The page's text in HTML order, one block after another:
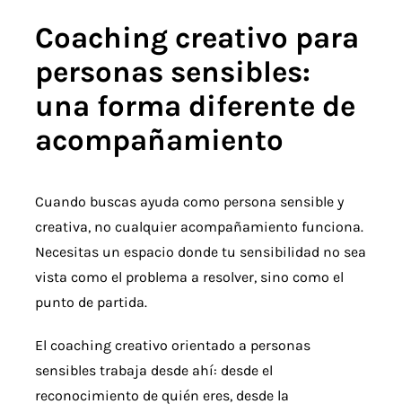
Coaching creativo para
personas sensibles:
una forma diferente de
acompañamiento
Cuando buscas ayuda como persona sensible y
creativa, no cualquier acompañamiento funciona.
Necesitas un espacio donde tu sensibilidad no sea
vista como el problema a resolver, sino como el
punto de partida.
El coaching creativo orientado a personas
sensibles trabaja desde ahí: desde el
reconocimiento de quién eres, desde la